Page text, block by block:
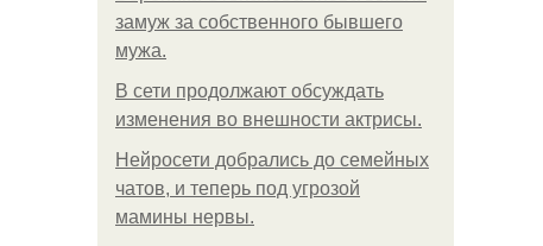
замуж за собственного бывшего
мужа.
В сети продолжают обсуждать
изменения во внешности актрисы.
Нейросети добрались до семейных
чатов, и теперь под угрозой
мамины нервы.